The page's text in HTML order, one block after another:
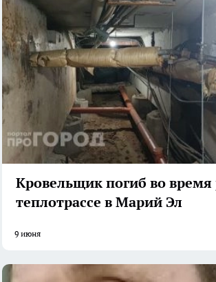
Кровельщик погиб во время
теплотрассе в Марий Эл
9 июня